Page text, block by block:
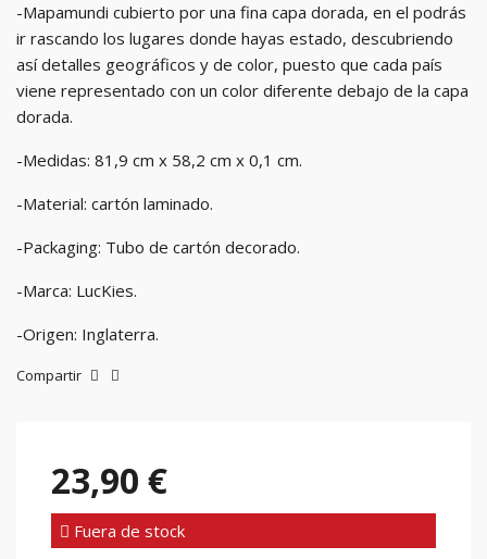
-Mapamundi cubierto por una fina capa dorada, en el podrás
ir rascando los lugares donde hayas estado, descubriendo
así detalles geográficos y de color, puesto que cada país
viene representado con un color diferente debajo de la capa
dorada.
-Medidas: 81,9 cm x 58,2 cm x 0,1 cm.
-Material: cartón laminado.
-Packaging: Tubo de cartón decorado.
-Marca: LucKies.
-Origen: Inglaterra.
Compartir
23,90 €
Fuera de stock